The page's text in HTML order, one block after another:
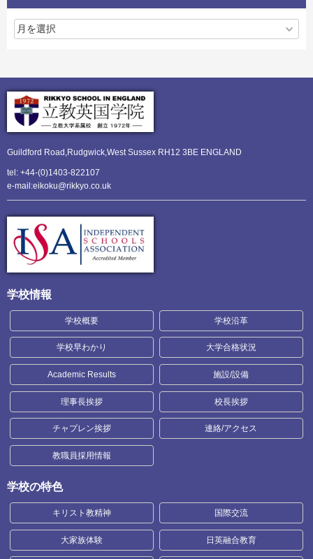
Guildford Road,Rudgwick,West Sussex RH12 3BE ENGLAND
tel: +44-(0)1403-822107
e-mail:eikoku@rikkyo.co.uk
学校情報
学校概要 学校沿革
学校早わかり 大学合格状況
Academic Results 施設/設備
理事長挨拶 校長挨拶
チャプレン挨拶 連絡/アクセス
教職員採用情報
学校の特色
キリスト教精神 国際交流
大家族体験 日英融合教育